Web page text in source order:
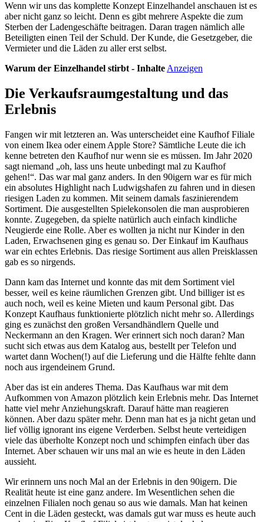
Wenn wir uns das komplette Konzept Einzelhandel anschauen ist es
aber nicht ganz so leicht. Denn es gibt mehrere Aspekte die zum
Sterben der Ladengeschäfte beitragen. Daran tragen nämlich alle
Beteiligten einen Teil der Schuld. Der Kunde, die Gesetzgeber, die
Vermieter und die Läden zu aller erst selbst.
Warum der Einzelhandel stirbt - InhalteAnzeigen
Die Verkaufsraumgestaltung und das
Erlebnis
Fangen wir mit letzteren an. Was unterscheidet eine Kaufhof Filiale
von einem Ikea oder einem Apple Store? Sämtliche Leute die ich
kenne betreten den Kaufhof nur wenn sie es müssen. Im Jahr 2020
sagt niemand „oh, lass uns heute unbedingt mal zu Kaufhof
gehen!“. Das war mal ganz anders. In den 90igern war es für mich
ein absolutes Highlight nach Ludwigshafen zu fahren und in diesen
riesigen Laden zu kommen. Mit seinem damals faszinierendem
Sortiment. Die ausgestellten Spielekonsolen die man ausprobieren
konnte. Zugegeben, da spielte natürlich auch einfach kindliche
Neugierde eine Rolle. Aber es wollten ja nicht nur Kinder in den
Laden, Erwachsenen ging es genau so. Der Einkauf im Kaufhaus
war ein echtes Erlebnis. Das riesige Sortiment aus allen Preisklassen
gab es so nirgends.
Dann kam das Internet und konnte das mit dem Sortiment viel
besser, weil es keine räumlichen Grenzen gibt. Und billiger ist es
auch noch, weil es keine Mieten und kaum Personal gibt. Das
Konzept Kaufhaus funktionierte plötzlich nicht mehr so. Allerdings
ging es zunächst den großen Versandhändlern Quelle und
Neckermann an den Kragen. Wer erinnert sich noch daran? Man
sucht sich etwas aus dem Katalog aus, bestellt per Telefon und
wartet dann Wochen(!) auf die Lieferung und die Hälfte fehlte dann
noch aus irgendeinem Grund.
Aber das ist ein anderes Thema. Das Kaufhaus war mit dem
Aufkommen von Amazon plötzlich kein Erlebnis mehr. Das Internet
hatte viel mehr Anziehungskraft. Darauf hätte man reagieren
können. Aber dazu später mehr. Denn man hat es ja nicht getan und
lief völlig ignorant ins eigene Verderben. Selbst heute verteidigen
viele das überholte Konzept noch und schimpfen einfach über das
Internet. Aber schauen wir uns mal an wie es heute in den Läden
aussieht.
Wir erinnern uns noch Mal an der Erlebnis in den 90igern. Die
Realität heute ist eine ganz andere. Im Wesentlichen sehen die
einzelnen Filialen noch genau so aus wie damals. Man hat keinen
Cent in die Läden gesteckt, was damals gut war muss es heute auch